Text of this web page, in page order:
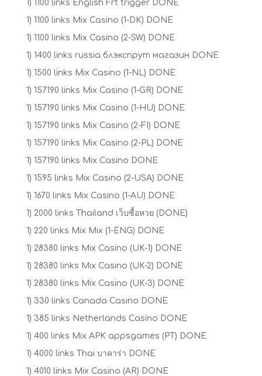
1) 1100 links English Frt trigger DONE
1) 1100 links Mix Casino (1-DK) DONE
1) 1100 links Mix Casino (2-SW) DONE
1) 1400 links russia блэкспрут магазин DONE
1) 1500 links Mix Casino (1-NL) DONE
1) 157190 links Mix Casino (1-GR) DONE
1) 157190 links Mix Casino (1-HU) DONE
1) 157190 links Mix Casino (2-FI) DONE
1) 157190 links Mix Casino (2-PL) DONE
1) 157190 links Mix Casino DONE
1) 1595 links Mix Casino (2-USA) DONE
1) 1670 links Mix Casino (1-AU) DONE
1) 2000 links Thailand เว็บซื้อหวย (DONE)
1) 220 links Mix Mix (1-ENG) DONE
1) 28380 links Mix Casino (UK-1) DONE
1) 28380 links Mix Casino (UK-2) DONE
1) 28380 links Mix Casino (UK-3) DONE
1) 330 links Canada Casino DONE
1) 385 links Netherlands Casino DONE
1) 400 links Mix APK appsgames (PT) DONE
1) 4000 links Thai บาคาร่า DONE
1) 4010 links Mix Casino (AR) DONE